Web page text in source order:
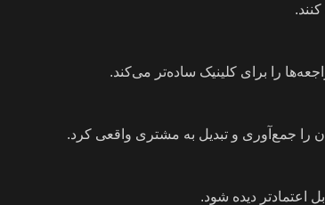
را برای کلینیک ساده‌تر می‌کند.
را جمع‌آوری و تبدیل به مشتری واقعی کرد.
اعتمادتر دیده شود.